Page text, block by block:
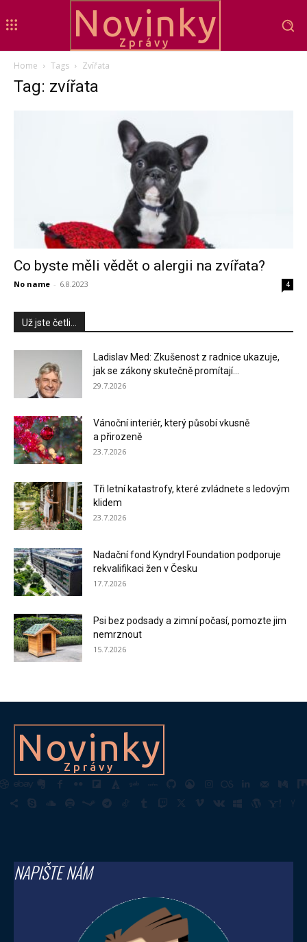
Novinky
Zprávy
Home Tags Zvířata
Tag: zvířata
Co byste měli vědět o alergii na zvířata?
No name - 6.8.2023 4
Už jste četli...
Ladislav Med: Zkušenost z radnice ukazuje,
jak se zákony skutečně promítají...
29.7.2026
Vánoční interiér, který působí vkusně
a přirozeně
23.7.2026
Tři letní katastrofy, které zvládnete s ledovým
klidem
23.7.2026
Nadační fond Kyndryl Foundation podporuje
rekvalifikaci žen v Česku
17.7.2026
Psi bez podsady a zimní počasí, pomozte jim
nemrznout
15.7.2026
Novinky
Zprávy
NAPIŠTE NÁM